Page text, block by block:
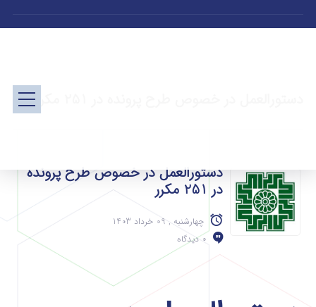
دستورالعمل در خصوص طرح پرونده
در 251 مکرر
چهارشنبه , 09 خرداد 1403
0 دیدگاه